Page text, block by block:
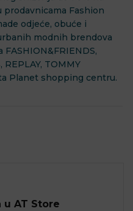
Fashion
odjeće, obuće i
modnih brendova
REPLAY, TOMMY
Planet shopping centru.
u AT Store